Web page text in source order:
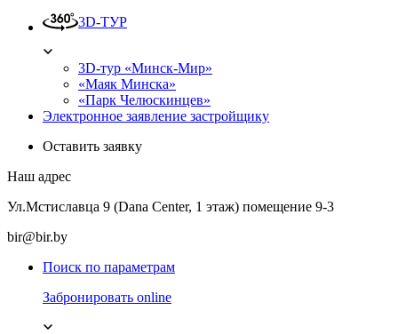
3D-ТУР
3D-тур «Минск-Мир»
«Маяк Минска»
«Парк Челюскинцев»
Электронное заявление застройщику
Оставить заявку
Наш адрес
Ул.Мстиславца 9 (Dana Center, 1 этаж) помещение 9-3
bir@bir.by
Поиск по параметрам
Забронировать online